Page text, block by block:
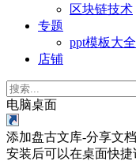
区块链技术
专题
ppt模板大全
店铺
电脑桌面
添加盘古文库-分享文
安装后可以在桌面快捷